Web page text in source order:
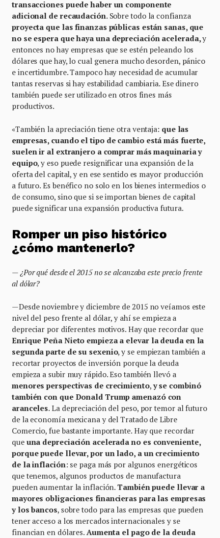
transacciones puede haber un componente
adicional de recaudación. Sobre todo la confianza
proyecta que las finanzas públicas están sanas, que
no se espera que haya una depreciación acelerada,y
entonces no hay empresas que se estén peleando los
dólares que hay, lo cual genera mucho desorden, pánico
e incertidumbre. Tampoco hay necesidad de acumular
tantas reservas si hay estabilidad cambiaria. Ese dinero
también puede ser utilizado en otros fines más
productivos.
«También la apreciación tiene otra ventaja: que las
empresas, cuando el tipo de cambio está más fuerte,
suelen ir al extranjero a comprar más maquinaria y
equipo, y eso puede resignificar una expansión de la
oferta del capital, y en ese sentido es mayor producción
a futuro. Es benéfico no solo en los bienes intermedios o
de consumo, sino que si se importan bienes de capital
puede significar una expansión productiva futura.
Romper un piso histórico
¿cómo mantenerlo?
— ¿Por qué desde el 2015 no se alcanzaba este precio frente
al dólar?
—Desde noviembre y diciembre de 2015 no veíamos este
nivel del peso frente al dólar, y ahí se empieza a
depreciar por diferentes motivos. Hay que recordar que
Enrique Peña Nieto empieza a elevar la deuda en la
segunda parte de su sexenio, y se empiezan también a
recortar proyectos de inversión porque la deuda
empieza a subir muy rápido. Eso también llevó a
menores perspectivas de crecimiento,y se combinó
también con que Donald Trump amenazó con
aranceles. La depreciación del peso, por temor al futuro
de la economía mexicana y del Tratado de Libre
Comercio, fue bastante importante. Hay que recordar
queuna depreciación acelerada no es conveniente,
porque puede llevar, por un lado, a un crecimiento
de la inflación: se paga más por algunos energéticos
que tenemos, algunos productos de manufactura
pueden aumentar la inflación.También puede llevar a
mayores obligaciones financieras para las empresas
y los bancos, sobre todo para las empresas que pueden
tener acceso a los mercados internacionales y se
financian en dólares. Aumenta el pago de la deuda